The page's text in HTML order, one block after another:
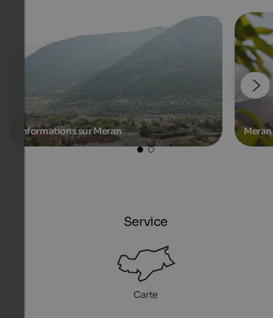
Informations sur Meran
Service
Carte